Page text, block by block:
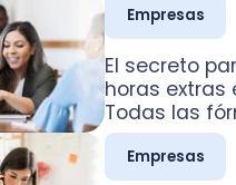
las fórmulas
Empresas
calcular
de un
en Chile?